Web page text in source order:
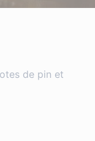
de pin et